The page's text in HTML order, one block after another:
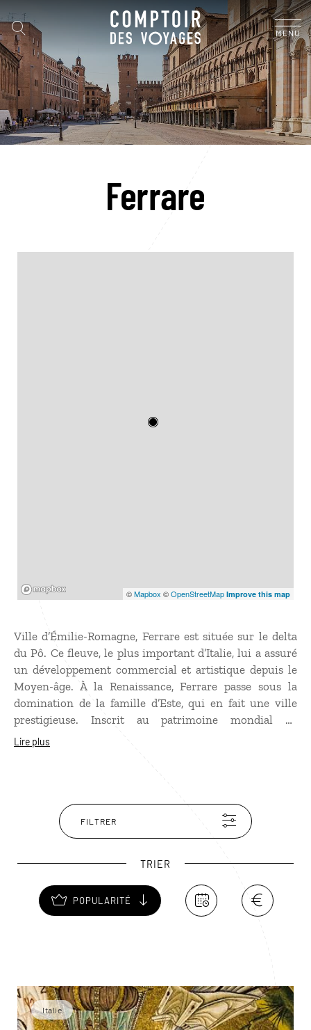
MENU
Ferrare
©Mapbox ©OpenStreetMap Improve this map
Ville d’Émilie-Romagne, Ferrare est située sur le delta
du Pô. Ce fleuve, le plus important d’Italie, lui a assuré
un développement commercial et artistique depuis le
Moyen-âge. À la Renaissance, Ferrare passe sous la
domination de la famille d’Este, qui en fait une ville
prestigieuse. Inscrit au patrimoine mondial de
l’humanité, son centre historique a su conserver intact
trouver refuge. Les témoignages de cette importante
communauté font l’objet de visites émouvantes : la
synagogue, le cimetière des remparts, le ghetto…
Lire plus
FILTRER
TRIER
POPULARITÉ
Italie